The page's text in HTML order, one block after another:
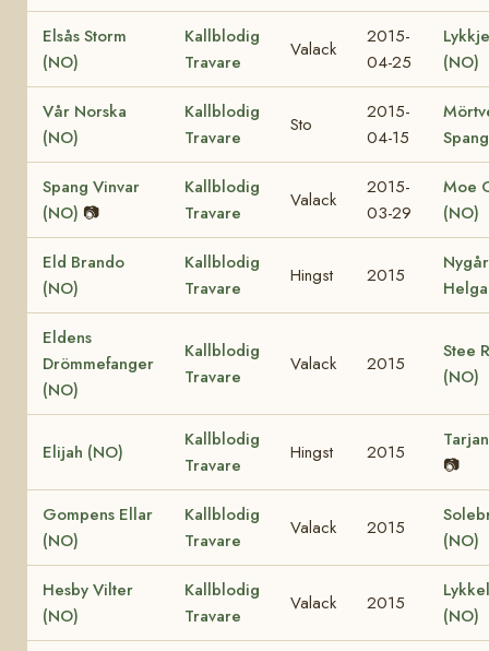
Elsås Storm
(NO)
Kallblodig
Travare
Valack
2015-
04-25
(NO)
Vår Norska
(NO)
Kallblodig
Travare
Sto
2015-
04-15
Spang Vinvar
(NO) 📷
Kallblodig
Travare
Valack
2015-
03-29
Moe
(NO)
Eld Brando
(NO)
Kallblodig
Travare
Hingst 2015
Eldens
Drömmefanger
(NO)
Kallblodig
Travare
Valack 2015
Stee
(NO)
Elijah (NO)
Kallblodig
Travare
Hingst 2015
📷
Gompens Ellar
(NO)
Kallblodig
Travare
Valack 2015
(NO)
Hesby Vilter
(NO)
Kallblodig
Travare
Valack 2015
(NO)